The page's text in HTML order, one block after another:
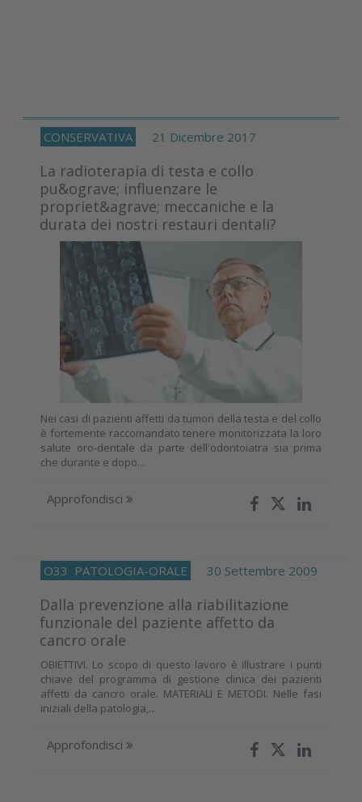
CONSERVATIVA 21 Dicembre 2017
La radioterapia di testa e collo
pu&ograve; influenzare le
propriet&agrave; meccaniche e la
durata dei nostri restauri dentali?
Nei casi di pazienti affetti da tumori della testa e del collo
è fortemente raccomandato tenere monitorizzata la loro
salute oro-dentale da parte dell'odontoiatra sia prima
che durante e dopo...
Approfondisci
O33 PATOLOGIA-ORALE 30 Settembre 2009
Dalla prevenzione alla riabilitazione
funzionale del paziente affetto da
cancro orale
OBIETTIVI. Lo scopo di questo lavoro è illustrare i punti
chiave del programma di gestione clinica dei pazienti
affetti da cancro orale. MATERIALI E METODI. Nelle fasi
iniziali della patologia,...
Approfondisci